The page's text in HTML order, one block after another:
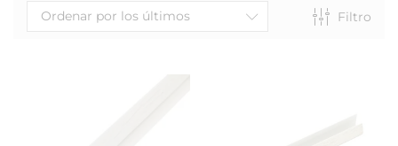
Filtro
Ordenar por los últimos